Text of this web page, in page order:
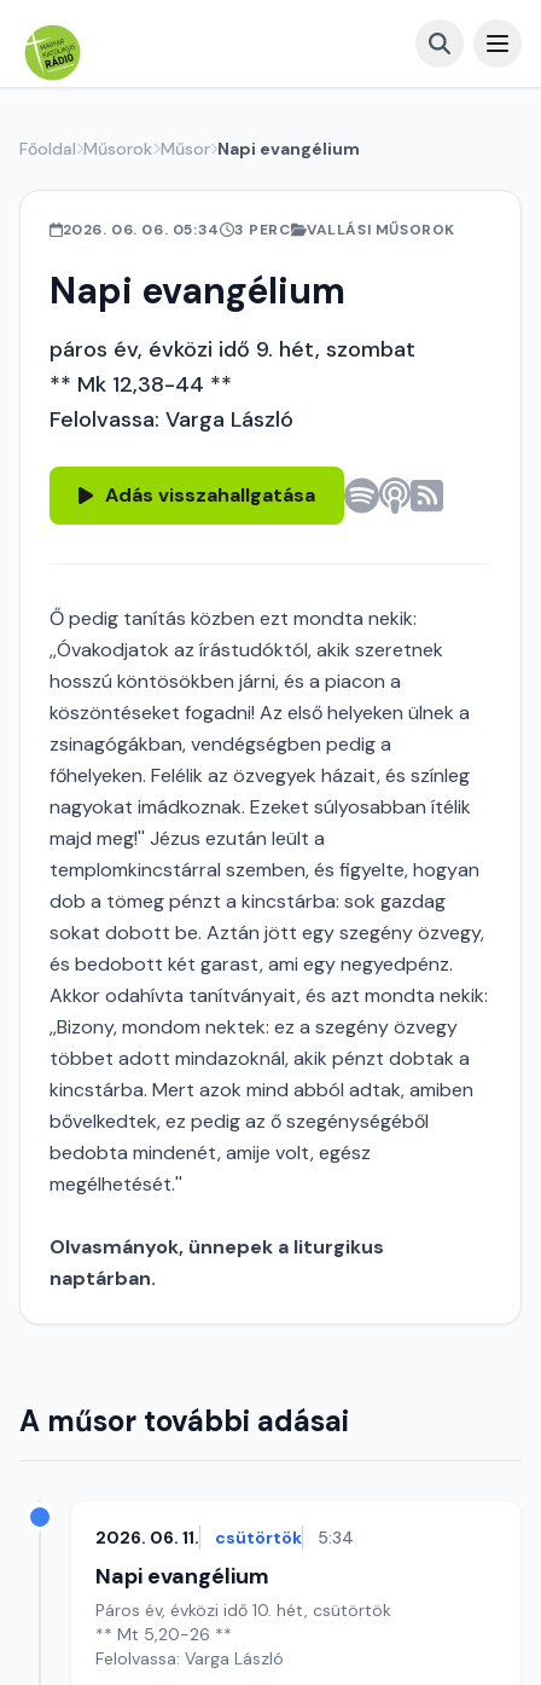
Főoldal Műsorok Műsor Napi evangélium
2026. 06. 06. 05:34 3 PERC VALLÁSI MŰSOROK
Napi evangélium
páros év, évközi idő 9. hét, szombat
** Mk 12,38-44 **
Felolvassa: Varga László
Adás visszahallgatása
Ő pedig tanítás közben ezt mondta nekik:
,,Óvakodjatok az írástudóktól, akik szeretnek
hosszú köntösökben járni, és a piacon a
köszöntéseket fogadni! Az első helyeken ülnek a
zsinagógákban, vendégségben pedig a
főhelyeken. Felélik az özvegyek házait, és színleg
nagyokat imádkoznak. Ezeket súlyosabban ítélik
majd meg!'' Jézus ezután leült a
templomkincstárral szemben, és figyelte, hogyan
dob a tömeg pénzt a kincstárba: sok gazdag
sokat dobott be. Aztán jött egy szegény özvegy,
és bedobott két garast, ami egy negyedpénz.
Akkor odahívta tanítványait, és azt mondta nekik:
,,Bizony, mondom nektek: ez a szegény özvegy
többet adott mindazoknál, akik pénzt dobtak a
kincstárba. Mert azok mind abból adtak, amiben
bővelkedtek, ez pedig az ő szegénységéből
bedobta mindenét, amije volt, egész
megélhetését.''
Olvasmányok, ünnepek a liturgikus
naptárban.
A műsor további adásai
2026. 06. 11. csütörtök 5:34
Napi evangélium
Páros év, évközi idő 10. hét, csütörtök
** Mt 5,20-26 **
Felolvassa: Varga László